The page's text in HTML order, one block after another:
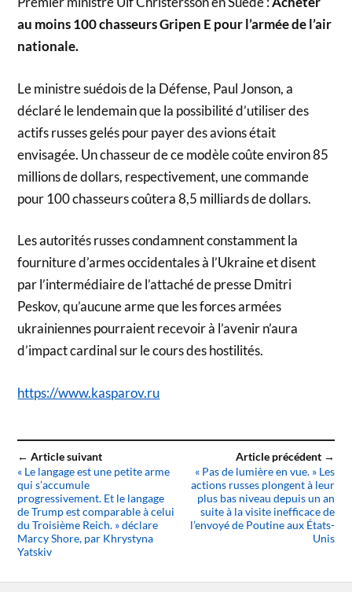
au moins 100 chasseurs Gripen E pour l’armée de l’air
nationale.
Le ministre suédois de la Défense, Paul Jonson, a
déclaré le lendemain que la possibilité d’utiliser des
actifs russes gelés pour payer des avions était
envisagée. Un chasseur de ce modèle coûte environ 85
millions de dollars, respectivement, une commande
pour 100 chasseurs coûtera 8,5 milliards de dollars.
Les autorités russes condamnent constamment la
fourniture d’armes occidentales à l’Ukraine et disent
par l’intermédiaire de l’attaché de presse Dmitri
Peskov, qu’aucune arme que les forces armées
ukrainiennes pourraient recevoir à l’avenir n’aura
d’impact cardinal sur le cours des hostilités.
https://www.kasparov.ru
← Article suivant
« Le langage est une petite arme
qui s’accumule
progressivement. Et le langage
de Trump est comparable à celui
du Troisième Reich. » déclare
Marcy Shore, par Khrystyna
Yatskiv
Article précédent →
« Pas de lumière en vue. » Les
actions russes plongent à leur
plus bas niveau depuis un an
suite à la visite inefficace de
l’envoyé de Poutine aux États-
Unis